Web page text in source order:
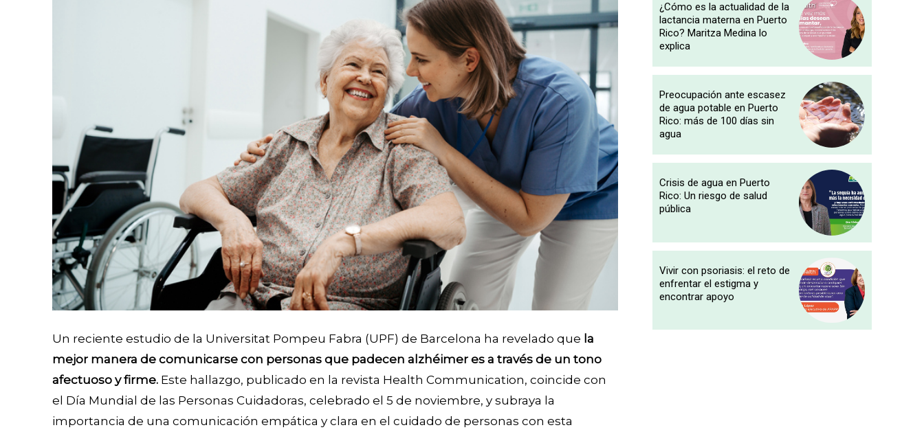
Un reciente estudio de la Universitat Pompeu Fabra (UPF) de Barcelona ha revelado que la
mejor manera de comunicarse con personas que padecen alzhéimer es a través de un tono
afectuoso y firme. Este hallazgo, publicado en la revista Health Communication, coincide con
el Día Mundial de las Personas Cuidadoras, celebrado el 5 de noviembre, y subraya la
importancia de una comunicación empática y clara en el cuidado de personas con esta
¿Cómo es la actualidad de la
lactancia materna en Puerto
Rico? Maritza Medina lo
explica
Preocupación ante escasez
de agua potable en Puerto
Rico: más de 100 días sin
agua
Crisis de agua en Puerto
Rico: Un riesgo de salud
pública
Vivir con psoriasis: el reto de
enfrentar el estigma y
encontrar apoyo